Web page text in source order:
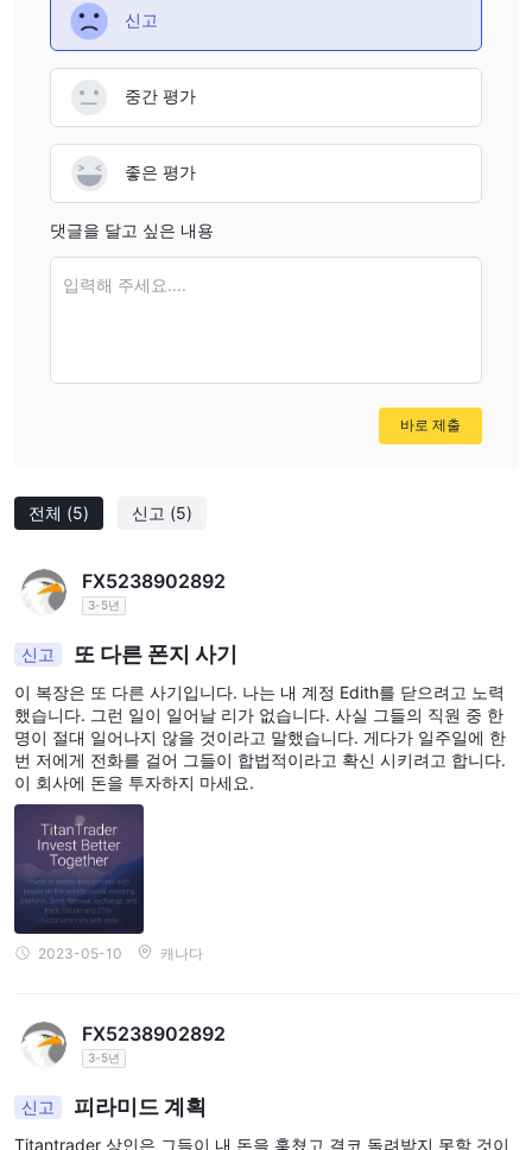
폴리오 관리 등과 같은 주제에 대한 가이드뿐만 아니라 초보자와 숙
련된 트레이더를 위한 전체 교육 비디오 코스가 있습니다. 또한 유익
한 바이너리 전자책, 용어집, FAQ 섹션 및 다양한 자산 클래스에 대
한 설명이 있습니다.
전체 (5) 신고 (5)
FX5238902892
3-5년
신고 또 다른 폰지 사기
이 복장은 또 다른 사기입니다. 나는 내 계정 Edith를 닫으려고 노력
했습니다. 그런 일이 일어날 리가 없습니다. 사실 그들의 직원 중 한
명이 절대 일어나지 않을 것이라고 말했습니다. 게다가 일주일에 한
번 저에게 전화를 걸어 그들이 합법적이라고 확신 시키려고 합니다.
이 회사에 돈을 투자하지 마세요.
2023-05-10 캐나다
FX5238902892
3-5년
신고 피라미드 계획
Titantrader 상인은 그들이 내 돈을 훔쳤고 결코 돌려받지 못할 것이
신고
중간 평가
좋은 평가
댓글을 달고 싶은 내용
입력해 주세요....
바로 제출